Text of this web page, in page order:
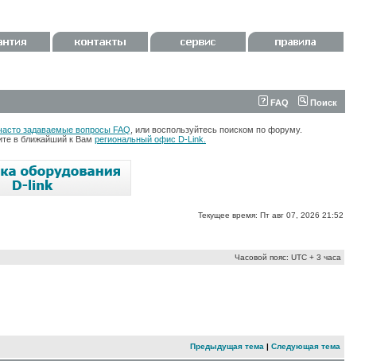
FAQ Поиск
задаваемые вопросы FAQ , или воспользуйтесь поиском по форуму.
в ближайший к Вам региональный офис D-Link.
Текущее время: Пт авг 07, 2026 21:52
Часовой пояс: UTC + 3 часа
Предыдущая тема | Следующая тема